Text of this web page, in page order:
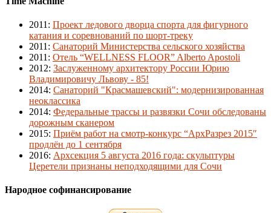
2011 : Проект ледового дворца спорта для фигурного
катания и соревнований по шорт-треку
2011 : Санаторий Министерства сельского хозяйства
2011 : Отель “WELLNESS FLOOR” Alberto Apostoli
2012: Заслуженному архитектору России Юрию
Владимировичу Львову - 85!
2014: Санаторий "Красмашевский": модернизированная
неоклассика
2014: Федеральные трассы и развязки Сочи обследованы
дорожным сканером
2015: Приём работ на смотр-конкурс “АрхРазрез 2015″
продлён до 1 сентября
2016: Архсекция 5 августа 2016 года: скульптуры
Церетели признаны неподходящими для Сочи
Народное софинансирование